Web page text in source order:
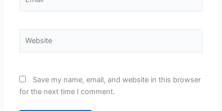
Save my name, email, and website in this browser
for the next time I comment.